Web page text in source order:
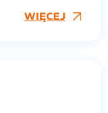
WIĘCEJ